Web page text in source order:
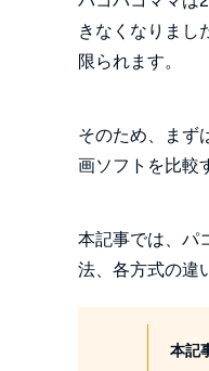
きなくなりまし
限られます。
そのため、まず
画ソフトを比較
本記事では、パ
法、各方式の違
本記